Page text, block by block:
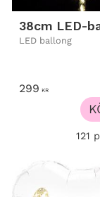
38cm LED-
LED ballong
299 KR
121